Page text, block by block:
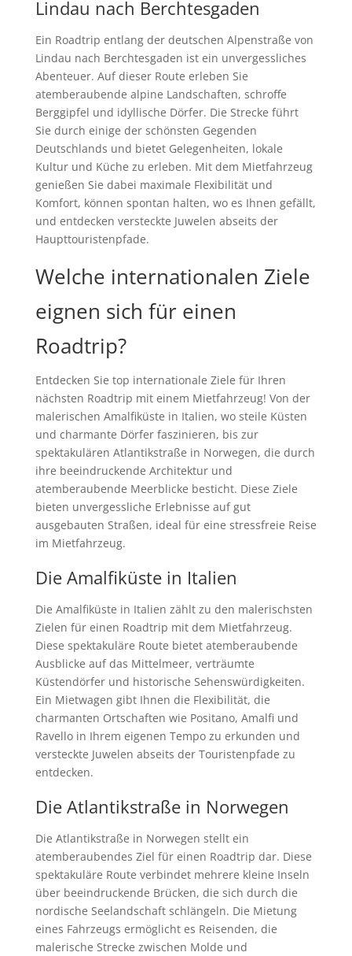
Lindau nach Berchtesgaden
Ein Roadtrip entlang der deutschen Alpenstraße von
Lindau nach Berchtesgaden ist ein unvergessliches
Abenteuer. Auf dieser Route erleben Sie
atemberaubende alpine Landschaften, schroffe
Berggipfel und idyllische Dörfer. Die Strecke führt
Sie durch einige der schönsten Gegenden
Deutschlands und bietet Gelegenheiten, lokale
Kultur und Küche zu erleben. Mit dem Mietfahrzeug
genießen Sie dabei maximale Flexibilität und
Komfort, können spontan halten, wo es Ihnen gefällt,
und entdecken versteckte Juwelen abseits der
Haupttouristenpfade.
Welche internationalen Ziele
eignen sich für einen
Roadtrip?
Entdecken Sie top internationale Ziele für Ihren
nächsten Roadtrip mit einem Mietfahrzeug! Von der
malerischen Amalfiküste in Italien, wo steile Küsten
und charmante Dörfer faszinieren, bis zur
spektakulären Atlantikstraße in Norwegen, die durch
ihre beeindruckende Architektur und
atemberaubende Meerblicke besticht. Diese Ziele
bieten unvergessliche Erlebnisse auf gut
ausgebauten Straßen, ideal für eine stressfreie Reise
im Mietfahrzeug.
Die Amalfiküste in Italien
Die Amalfiküste in Italien zählt zu den malerischsten
Zielen für einen Roadtrip mit dem Mietfahrzeug.
Diese spektakuläre Route bietet atemberaubende
Ausblicke auf das Mittelmeer, verträumte
Küstendörfer und historische Sehenswürdigkeiten.
Ein Mietwagen gibt Ihnen die Flexibilität, die
charmanten Ortschaften wie Positano, Amalfi und
Ravello in Ihrem eigenen Tempo zu erkunden und
versteckte Juwelen abseits der Touristenpfade zu
entdecken.
Die Atlantikstraße in Norwegen
Die Atlantikstraße in Norwegen stellt ein
atemberaubendes Ziel für einen Roadtrip dar. Diese
spektakuläre Route verbindet mehrere kleine Inseln
über beeindruckende Brücken, die sich durch die
nordische Seelandschaft schlängeln. Die Mietung
eines Fahrzeugs ermöglicht es Reisenden, die
malerische Strecke zwischen Molde und